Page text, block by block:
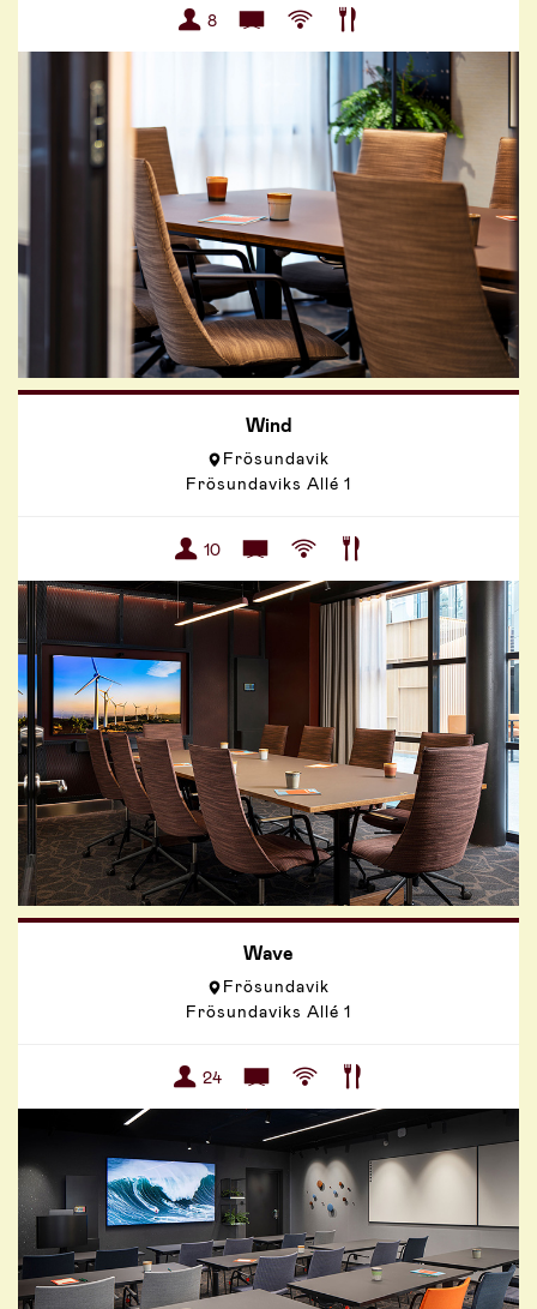
8
Wind
Frösundavik
Frösundaviks Allé 1
10
Wave
Frösundavik
Frösundaviks Allé 1
24